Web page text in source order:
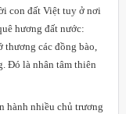
con đất Việt tuy ở nơi
hương đất nước:
các đồng bào,
Đó là nhân tâm thiên
hành nhiều chủ trương